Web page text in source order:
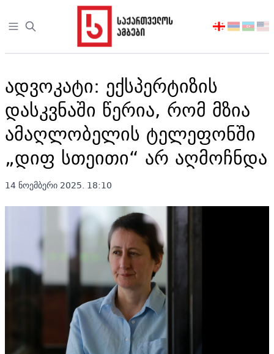
Open sidebar
აირჩიეთ
ადვოკატი: ექსპერტიზის
დასკვნაში წერია, რომ მზია
ამაღლობელის ტელეფონში
„დიფ სთეითი“ არ აღმოჩნდა
14 ნოემბერი 2025. 18:10